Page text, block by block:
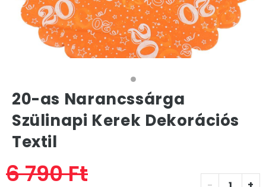
20-as Narancssárga
Szülinapi Kerek Dekorációs
Textil
6 790 Ft